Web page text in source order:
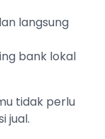
langsung
bank lokal
tidak perlu
jual.